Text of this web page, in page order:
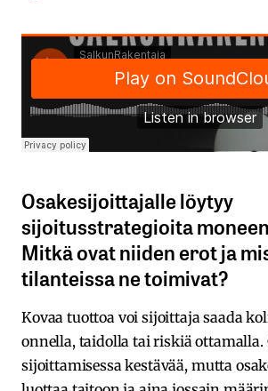
Osakesijoittajalle löytyy
sijoitusstrategioita
Mitkä ovat niiden erot ja
tilanteissa ne toimivat?
Kovaa tuottoa voi sijoittaja saada
onnella, taidolla tai riskiä ottamalla.
sijoittamisessa kestävää, mutta